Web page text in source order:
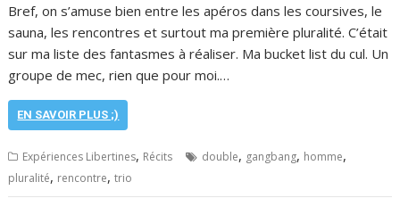
Bref, on s’amuse bien entre les apéros dans les coursives, le
sauna, les rencontres et surtout ma première pluralité. C’était
sur ma liste des fantasmes à réaliser. Ma bucket list du cul. Un
groupe de mec, rien que pour moi.…
EN SAVOIR PLUS ;)
Expériences Libertines, Récits double, gangbang, homme,
pluralité, rencontre,trio